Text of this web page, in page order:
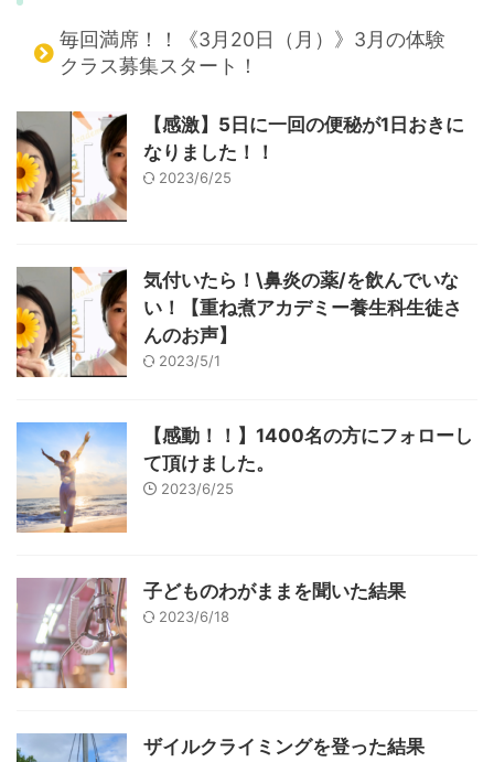
毎回満席！！《3月20日（月）》3月の体験
クラス募集スタート！
【感激】5日に一回の便秘が1日おきに
なりました！！
2023/6/25
気付いたら！\鼻炎の薬/を飲んでいな
い！【重ね煮アカデミー養生科生徒さ
んのお声】
2023/5/1
【感動！！】1400名の方にフォローし
て頂けました。
2023/6/25
子どものわがままを聞いた結果
2023/6/18
ザイルクライミングを登った結果